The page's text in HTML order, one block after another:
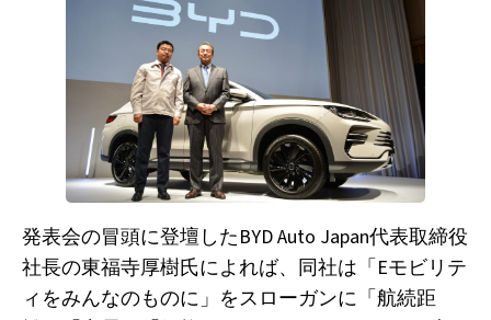
発表会の冒頭に登壇したBYD Auto Japan代表取締役
社長の東福寺厚樹氏によれば、同社は「Eモビリテ
ィをみんなのものに」をスローガンに「航続距